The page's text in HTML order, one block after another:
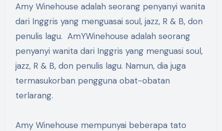
Amy Winehouse adalah seorang penyanyi wanita
dari Inggris yang menguasai soul, jazz, R & B, don
penulis lagu. AmYWinehouse adalah seorang
penyanyi wanita dari Inggris yang menguasi soul,
jazz, R & B, don penulis lagu. Namun, dia juga
termasukorban pengguna obat-obatan
terlarang.
Amy Winehouse mempunyai beberapa tato